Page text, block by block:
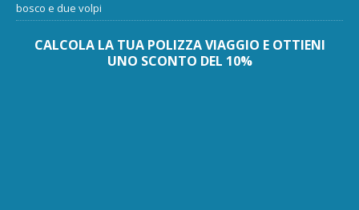
bosco e due volpi
CALCOLA LA TUA POLIZZA VIAGGIO E OTTIENI
UNO SCONTO DEL 10%